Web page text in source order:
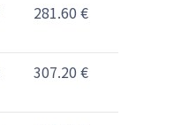
281.60 €
307.20 €